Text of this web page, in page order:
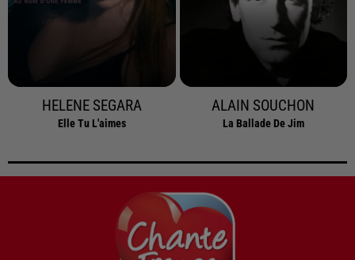
HELENE SEGARA
Elle Tu L'aimes
ALAIN SOUCHON
La Ballade De Jim